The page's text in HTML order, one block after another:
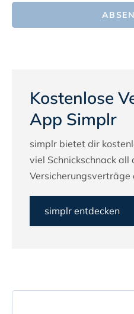
Kostenlose
App Simplr
simplr bietet dir
viel Schnickschnack all
Versicherungsverträge
simplr entdecken